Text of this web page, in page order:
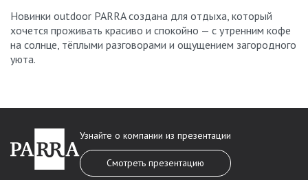
Новинки outdoor PARRA создана для отдыха, который
хочется проживать красиво и спокойно — с утренним кофе
на солнце, тёплыми разговорами и ощущением загородного
уюта.
Узнайте о компании из презентации
Смотреть презентацию